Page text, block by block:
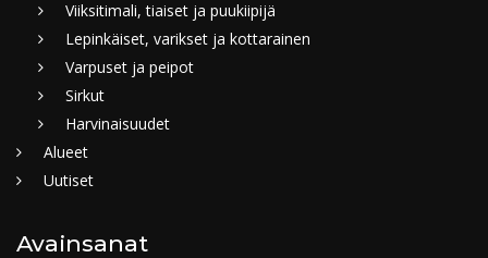
Viiksitimali, tiaiset ja puukiipijä
Lepinkäiset, varikset ja kottarainen
Varpuset ja peipot
Sirkut
Harvinaisuudet
Alueet
Uutiset
Avainsanat